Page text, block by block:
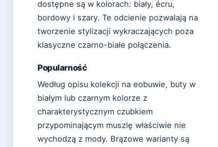
dostępne są w kolorach: biały, écru,
bordowy i szary. Te odcienie pozwalają na
tworzenie stylizacji wykraczających poza
klasyczne czarno-białe połączenia.
Popularność
Według opisu kolekcji na eobuwie, buty w
białym lub czarnym kolorze z
charakterystycznym czubkiem
przypominającym muszlę właściwie nie
wychodzą z mody. Brązowe warianty są